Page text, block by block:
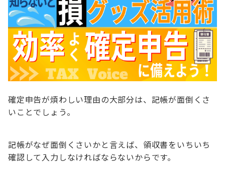
確定申告が煩わしい理由の大部分は、記帳が面倒くさ
いことでしょう。
記帳がなぜ面倒くさいかと言えば、領収書をいちいち
確認して入力しなければならないからです。